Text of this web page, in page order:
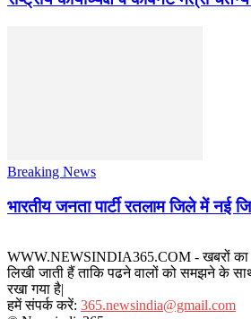
Breaking News
भारतीय जनता पार्टी रतलाम जिले में नई
WWW.NEWSINDIA365.COM - खबरों का
लिखी जाती हैं ताकि पढने वालों को समझने के
रखा गया है|
हमें संपर्क करें: 365.newsindia@gmail.com